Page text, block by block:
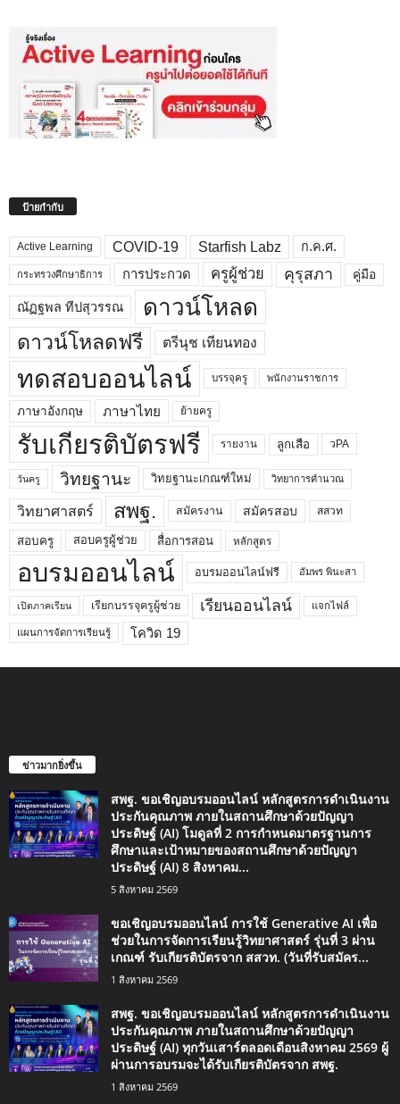
ป้ายกำกับ
Active Learning COVID-19 Starfish Labz ก.ค.ศ.
กระทรวงศึกษาธิการ การประกวด ครูผู้ช่วย คุรุสภา คู่มือ
ณัฏฐพล ทีปสุวรรณ ดาวน์โหลด
ดาวน์โหลดฟรี ตรีนุช เทียนทอง
ทดสอบออนไลน์ บรรจุครู พนักงานราชการ
ภาษาอังกฤษ ภาษาไทย ย้ายครู
รับเกียรติบัตรฟรี รายงาน ลูกเสือ วPA
วันครู วิทยฐานะ วิทยฐานะเกณฑ์ใหม่ วิทยาการคำนวณ
วิทยาศาสตร์ สพฐ. สมัครงาน สมัครสอบ สสวท
สอบครู สอบครูผู้ช่วย สื่อการสอน หลักสูตร
อบรมออนไลน์ อบรมออนไลน์ฟรี อัมพร พินะสา
เปิดภาคเรียน เรียกบรรจุครูผู้ช่วย เรียนออนไลน์ แจกไฟล์
แผนการจัดการเรียนรู้ โควิด 19
ข่าวมากยิ่งขึ้น
สพฐ. ขอเชิญอบรมออนไลน์ หลักสูตรการดำเนินงาน
ประกันคุณภาพ ภายในสถานศึกษาด้วยปัญญา
ประดิษฐ์ (AI) โมดูลที่ 2 การกำหนดมาตรฐานการ
ศึกษาและเป้าหมายของสถานศึกษาด้วยปัญญา
ประดิษฐ์ (AI) 8 สิงหาคม...
5 สิงหาคม 2569
ขอเชิญอบรมออนไลน์ การใช้ Generative AI เพื่อ
ช่วยในการจัดการเรียนรู้วิทยาศาสตร์ รุ่นที่ 3 ผ่าน
เกณฑ์ รับเกียรติบัตรจาก สสวท. (วันที่รับสมัคร...
1 สิงหาคม 2569
สพฐ. ขอเชิญอบรมออนไลน์ หลักสูตรการดำเนินงาน
ประกันคุณภาพ ภายในสถานศึกษาด้วยปัญญา
ประดิษฐ์ (AI) ทุกวันเสาร์ตลอดเดือนสิงหาคม 2569 ผู้
ผ่านการอบรมจะได้รับเกียรติบัตรจาก สพฐ.
1 สิงหาคม 2569